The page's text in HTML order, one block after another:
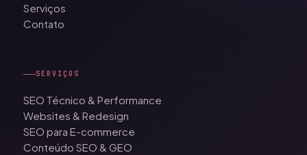
Serviços
Contato
SERVIÇOS
SEO Técnico & Performance
Websites & Redesign
SEO para E-commerce
Conteúdo SEO & GEO